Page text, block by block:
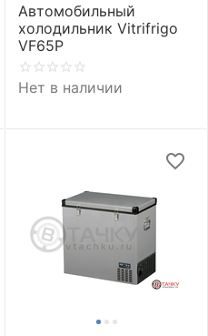
Автомобильный
холодильник Vitrifrigo
VF65P
Нет в наличии